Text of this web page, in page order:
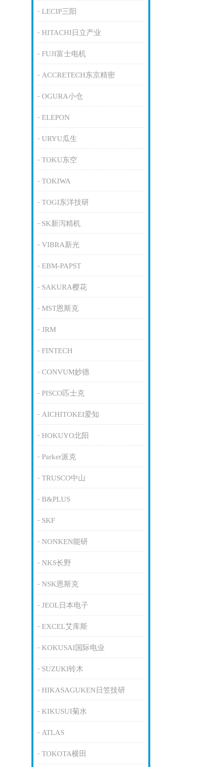
LECIP三阳
HITACHI日立产业
FUJI富士电机
ACCRETECH东京精密
OGURA小仓
ELEPON
URYU瓜生
TOKU东空
TOKIWA
TOGI东洋技研
SK新泻精机
VIBRA新光
EBM-PAPST
SAKURA樱花
MST恩斯克
JRM
FINTECH
CONVUM妙德
PISCO匹士克
AICHITOKEI爱知
HOKUYO北阳
Parker派克
TRUSCO中山
B&PLUS
SKF
NONKEN能研
NKS长野
NSK恩斯克
JEOL日本电子
EXCEL艾库斯
KOKUSAI国际电业
SUZUKI铃木
HIKASAGUKEN日笠技研
KIKUSUI菊水
ATLAS
TOKOTA横田